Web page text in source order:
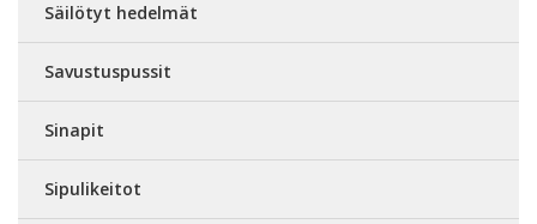
Säilötyt hedelmät
Savustuspussit
Sinapit
Sipulikeitot